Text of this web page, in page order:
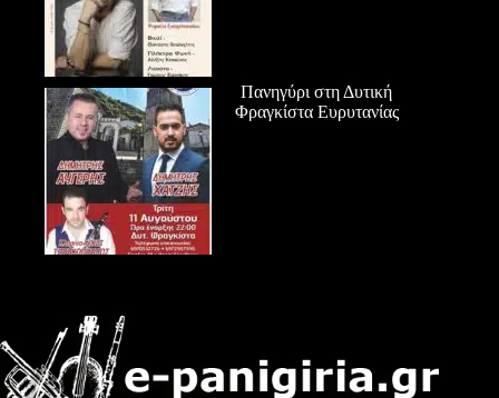
Πανηγύρι στη Δυτική
Φραγκίστα Ευρυτανίας